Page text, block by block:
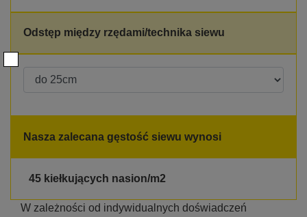
Odstęp między rzędami/technika siewu
Nasza zalecana gęstość siewu wynosi
45 kiełkujących nasion/m2
W zależności od indywidualnych doświadczeń